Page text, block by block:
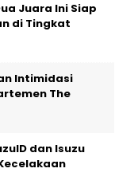
Juara Ini Siap
di Tingkat
Intimidasi
The
dan Isuzu